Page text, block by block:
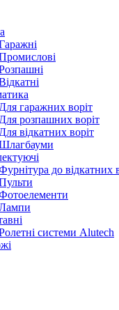
Для гаражних воріт
Для розпашних воріт
Для відкатних воріт
до відкатних
системи Alutech